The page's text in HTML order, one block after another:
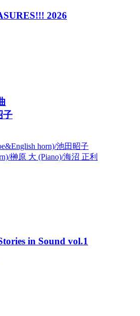
2026
子
horn)/池田昭子
榊原 大 (Piano)/海沼 正利
in Sound vol.1